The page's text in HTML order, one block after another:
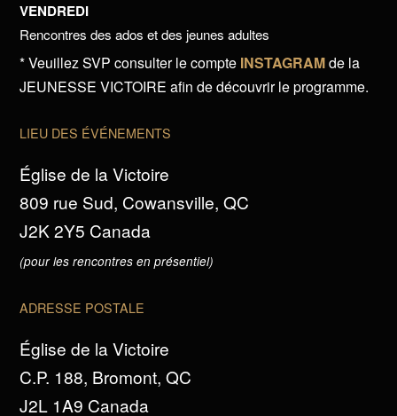
VENDREDI
Rencontres des ados et des jeunes adultes
* Veuillez SVP consulter le compte INSTAGRAMde la
JEUNESSE VICTOIRE afin de découvrir le programme.
LIEU DES ÉVÉNEMENTS
Église de la Victoire
809 rue Sud, Cowansville, QC
J2K 2Y5 Canada
(pour les rencontres en présentiel)
ADRESSE POSTALE
Église de la Victoire
C.P. 188, Bromont, QC
J2L 1A9 Canada